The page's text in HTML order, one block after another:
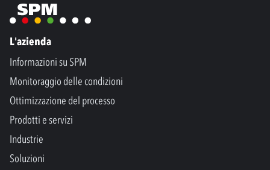
L'azienda
Informazioni su SPM
Monitoraggio delle condizioni
Ottimizzazione del processo
Prodotti e servizi
Industrie
Soluzioni